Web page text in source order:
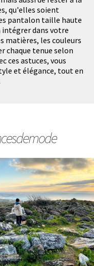
qu'elles soient
pantalon taille haute
intégrer dans votre
matières, les couleurs
chaque tenue selon
ces astuces, vous
et élégance, tout en